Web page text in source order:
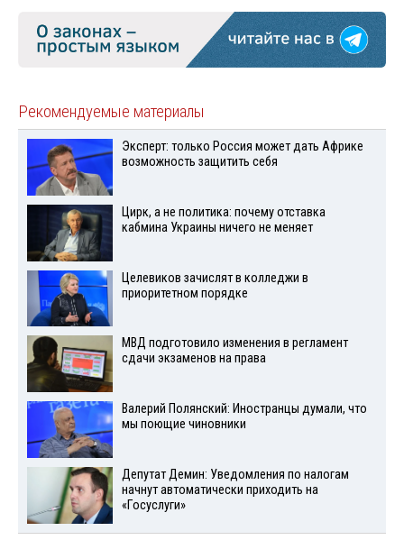
Рекомендуемые материалы
Эксперт: только Россия может дать Африке
возможность защитить себя
Цирк, а не политика: почему отставка
кабмина Украины ничего не меняет
Целевиков зачислят в колледжи в
приоритетном порядке
МВД подготовило изменения в регламент
сдачи экзаменов на права
Валерий Полянский: Иностранцы думали, что
мы поющие чиновники
Депутат Демин: Уведомления по налогам
начнут автоматически приходить на
«Госуслуги»